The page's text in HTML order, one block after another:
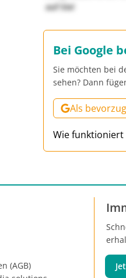
auf Sie!
Bei Google
Sie möchten bei
sehen? Dann
Als
Wie funktioniert
(AGB)